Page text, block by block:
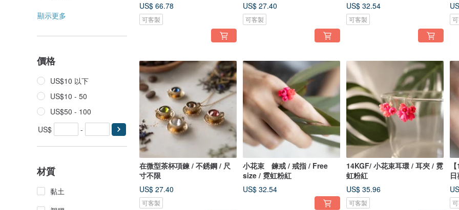
顯示更多
價格
US$10 以下
US$10 - 50
US$50 - 100
US$
-
材質
黏土
US$ 66.78
可客製
US$ 27.40
可客製
US$ 32.54
可客製
在微型茶杯項鍊 / 不銹鋼 / 尺
寸不限
US$ 27.40
可客製
小花束 鍊戒 / 戒指 / Free
size / 霓虹粉紅
US$ 32.54
14KGF/ 小花束耳環 / 耳夾 / 霓
虹粉紅
US$ 35.96
可客製